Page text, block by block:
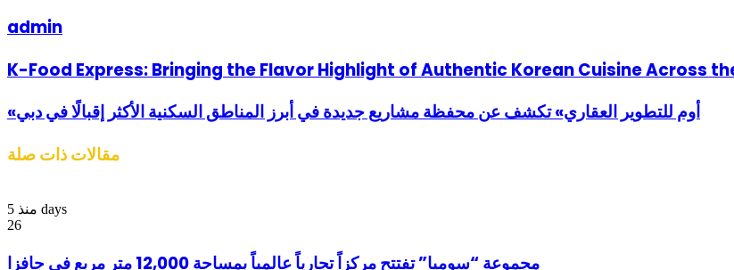
admin
K-Food Express: Bringing the Flavor Highlight of Authentic Korean Cuisine Across
«أوم للتطوير العقاري» تكشف عن محفظة مشاريع جديدة في أبرز المناطق السكنية الأكثر إقبالًا في دبي
مقالات ذات صلة
منذ 5 days
26
مجموعة “سوميا” تفتتح مركزاً تجارياً عالمياً بمساحة 12,000 متر مربع في جافزا